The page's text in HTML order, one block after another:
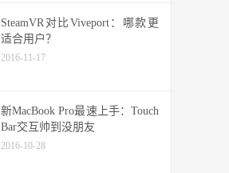
SteamVR对比Viveport：哪款更
适合用户？
2016-11-17
新MacBook Pro最速上手：Touch
Bar交互帅到没朋友
2016-10-28